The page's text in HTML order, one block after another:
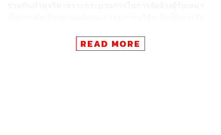
แบบ Engineering, Procurement and Construction Contract
(EPC) โดยผู้รับเหมาเป็นผู้ออกแบบ จัดซื้อ ก่อสร้าง และติดตั้ง
READ MORE